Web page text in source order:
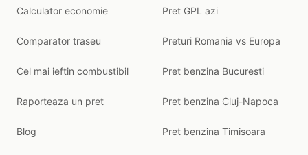
Calculator economie
Comparator traseu
Cel mai ieftin combustibil
Raporteaza un pret
Blog
Pret GPL azi
Preturi Romania vs Europa
Pret benzina Bucuresti
Pret benzina Cluj-Napoca
Pret benzina Timisoara